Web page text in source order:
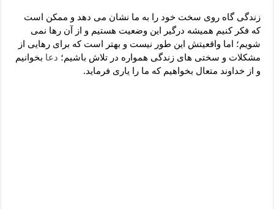
دعای رفع فقر و طلب رزق و روزی – آیه‌ جلب ثروت و برکت مال
لا حول ولا قوة الا بالله برای چشم زخم – دعای چشم زخم ماشاالله
دعای قوی رفع ترس – دعای مجرب برای آرامش قلب و رفع اضطراب
دعا برای پولدار شدن در یک روز – دعای ثروت حضرت سلیمان
زندگی گاه روی سخت خود را به ما نشان می دهد و ممکن است
که فکر کنیم همیشه درگیر این وضعیت هستیم و از آن رها نمی
شویم؛ اما واقعیتش این طور نیست و بهتر است که برای رهایی از
مشکلات و سختی های زندگی همواره در تلاش باشیم؛ دعا بخوانیم
و از خداوند متعال بخواهیم که ما را یاری فرماید.